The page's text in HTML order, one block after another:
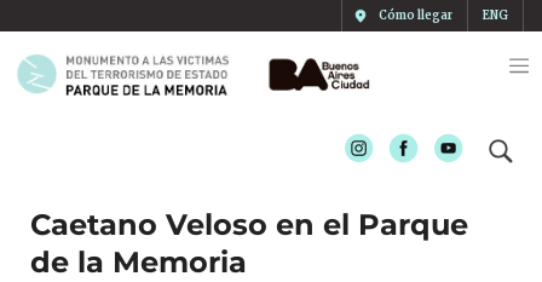
Cómo llegar ENG
InstagramFacebookYoutube
Caetano Veloso en el Parque
de la Memoria